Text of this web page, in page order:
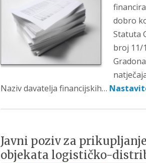
dobro
Statuta
broj 11/
Naziv davatelja financijskih…
Javni poziv za
objekata logističko-